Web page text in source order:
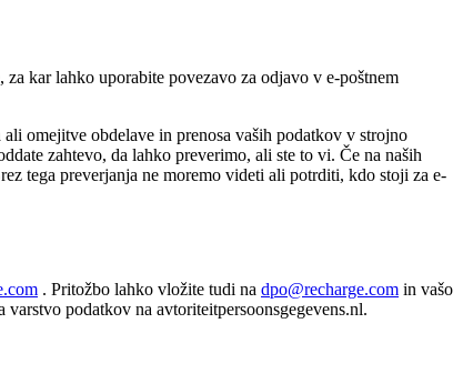
kar lahko uporabite povezavo za odjavo v e-poštnem
omejitve obdelave in prenosa vaših podatkov v strojno
zahtevo, da lahko preverimo, ali ste to vi. Če na naših
tega preverjanja ne moremo videti ali potrditi, kdo stoji za e-
. Pritožbo lahko vložite tudi na dpo@recharge.com in vašo
podatkov na avtoriteitpersoonsgegevens.nl.